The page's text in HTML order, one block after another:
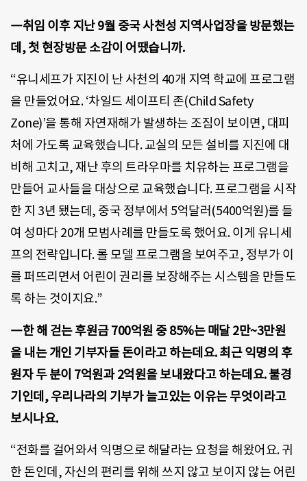
―취임 이후 지난 9월 중국 사천성 지역사업장을 방문했는
데, 첫 현장방문 소감이 어땠습니까.
“유니세프가 지진이 난 사천의 40개 지역 학교에 프로그램
을 만들었어요. ‘차일드 세이프티 존(Child Safety
Zone)’을 통해 자연재해가 발생하는 조짐이 보이면, 대피
처에 가도록 교육했습니다. 교실의 모든 설비를 지진에 대
비해 고치고, 재난 후의 트라우마를 치유하는 프로그램을
만들어 교사들을 대상으로 교육했습니다. 프로그램을 시작
한 지 3년 됐는데, 중국 정부에서 5억달러(5400억원)를 들
여 성마다 20개 모범사례를 만들도록 했어요. 이게 유니세
프의 전략입니다. 롤 모델 프로그램을 보여주고, 정부가 이
를 퍼뜨리면서 어린이 권리를 보장해주는 시스템을 만들도
록 하는 것이지요.”
―한 해 걷는 후원금 700억원 중 85%는 매달 2만~3만원
을 내는 개인 기부자들 돈이라고 하는데요. 최근 익명의 후
원자 두 분이 7억원과 2억원을 보내왔다고 하는데요. 불경
기인데, 우리나라의 기부가 늘고있는 이유는 무엇이라고
보시나요.
“전화를 걸어와서 익명으로 해달라는 요청을 해왔어요. 귀
한 돈인데, 자신의 편리를 위해 쓰지 않고 보이지 않는 어린